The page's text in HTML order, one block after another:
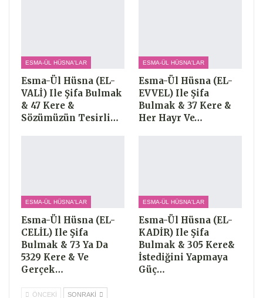
ESMA-ÜL HÜSNA'LAR
Esma-Ül Hüsna (EL-
VALİ) Ile Şifa Bulmak
& 47 Kere &
Sözümüzün Tesirli…
ESMA-ÜL HÜSNA'LAR
Esma-Ül Hüsna (EL-
EVVEL) Ile Şifa
Bulmak & 37 Kere &
Her Hayr Ve…
ESMA-ÜL HÜSNA'LAR
Esma-Ül Hüsna (EL-
CELİL) Ile Şifa
Bulmak & 73 Ya Da
5329 Kere & Ve
Gerçek…
ESMA-ÜL HÜSNA'LAR
Esma-Ül Hüsna (EL-
KADİR) Ile Şifa
Bulmak & 305 Kere&
İstediğini Yapmaya
Güç…
ÖNCEKI SONRAKI